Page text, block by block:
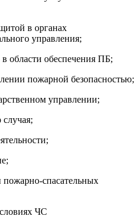
в органах
управления;
области обеспечения ПБ;
пожарной безопасностью;
управлении;
случая;
пожарно-спасательных
ЧС